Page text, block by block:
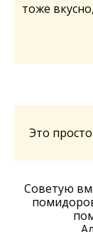
тоже
Это
Советую